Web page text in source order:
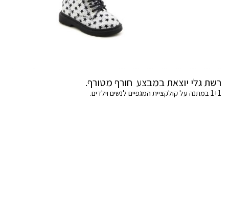
רשת גלי יוצאת במבצע חורף מטורף.
1+1 במתנה על קולקציית המגפיים לנשים וילדים.